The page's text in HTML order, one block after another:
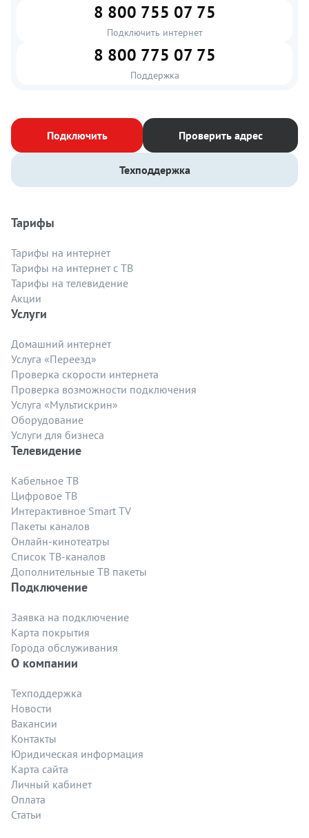
8 800 755 07 75
Подключить интернет
8 800 775 07 75
Поддержка
Подключить Проверить адрес
Техподдержка
Тарифы
Тарифы на интернет
Тарифы на интернет с ТВ
Тарифы на телевидение
Акции
Услуги
Домашний интернет
Услуга «Переезд»
Проверка скорости интернета
Проверка возможности подключения
Услуга «Мультискрин»
Оборудование
Услуги для бизнеса
Телевидение
Кабельное ТВ
Цифровое ТВ
Интерактивное Smart TV
Пакеты каналов
Онлайн-кинотеатры
Список ТВ-каналов
Дополнительные ТВ пакеты
Подключение
Заявка на подключение
Карта покрытия
Города обслуживания
О компании
Техподдержка
Новости
Вакансии
Контакты
Юридическая информация
Карта сайта
Личный кабинет
Оплата
Статьи